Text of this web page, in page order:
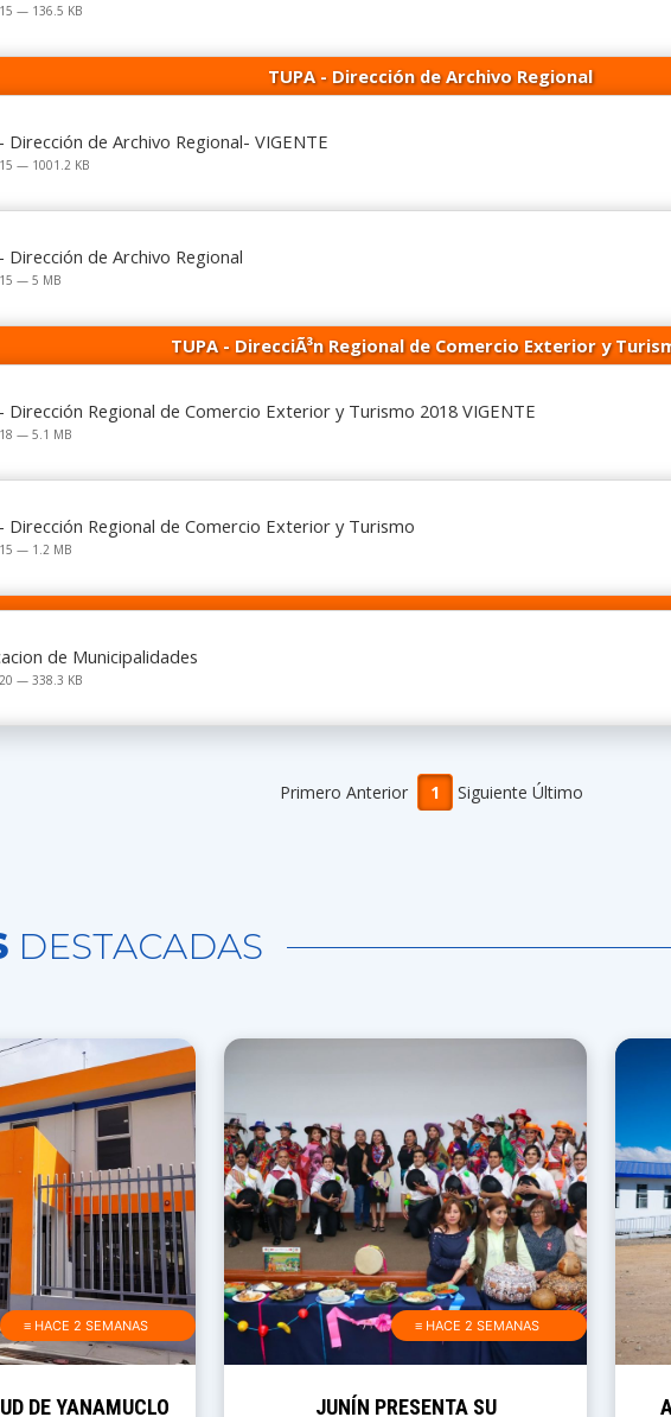
— 136.5 KB
TUPA - Dirección de Archivo Regional
Dirección de Archivo Regional- VIGENTE
— 1001.2 KB
Dirección de Archivo Regional
— 5 MB
TUPA - DirecciÃ³n Regional de Comercio Exterior y
Dirección Regional de Comercio Exterior y Turismo 2018 VIGENTE
— 5.1 MB
Dirección Regional de Comercio Exterior y Turismo
— 1.2 MB
de Municipalidades
— 338.3 KB
Primero Anterior 1 Siguiente Último
DESTACADAS
≡ HACE 2 SEMANAS
DE YANAMUCLO
≡ HACE 2 SEMANAS
JUNÍN PRESENTA SU